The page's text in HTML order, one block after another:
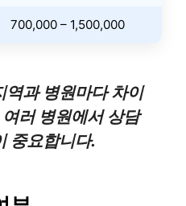
700,000 – 1,500,000
역과 병원마다 차이
러 병원에서 상담
중요합니다.